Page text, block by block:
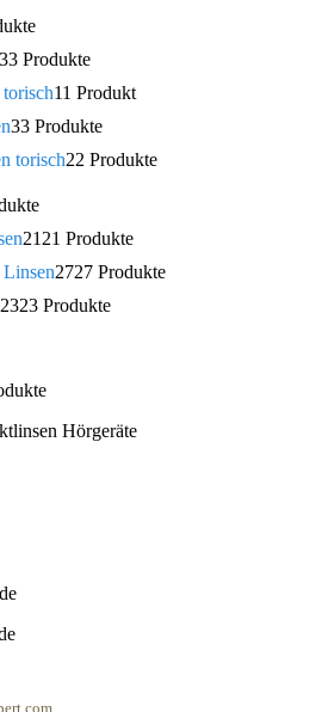
33 Produkte
11 Produkt
33 Produkte
torisch22 Produkte
21 21 Produkte
2727 Produkte
2323 Produkte
Hörgeräte